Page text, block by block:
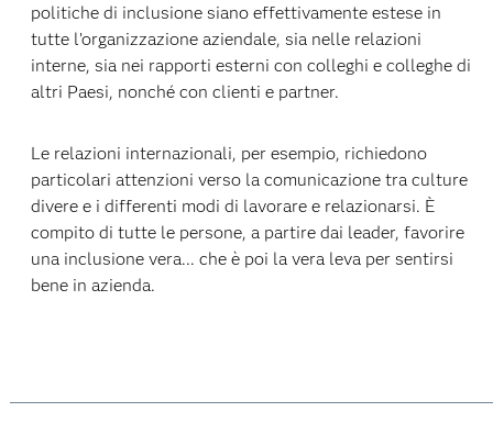
politiche di inclusione siano effettivamente estese in
tutte l’organizzazione aziendale, sia nelle relazioni
interne, sia nei rapporti esterni con colleghi e colleghe di
altri Paesi, nonché con clienti e partner.
Le relazioni internazionali, per esempio, richiedono
particolari attenzioni verso la comunicazione tra culture
divere e i differenti modi di lavorare e relazionarsi. È
compito di tutte le persone, a partire dai leader, favorire
una inclusione vera... che è poi la vera leva per sentirsi
bene in azienda.